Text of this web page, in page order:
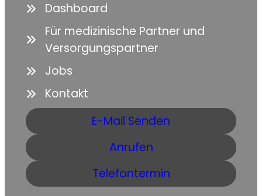
Dashboard
Für medizinische Partner und
Versorgungspartner
Jobs
Kontakt
E-Mail Senden
Anrufen
Telefontermin